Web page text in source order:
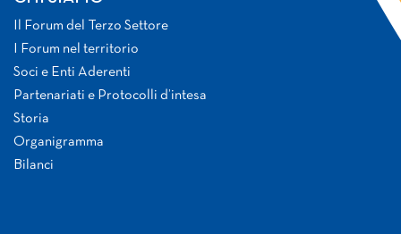
Il Forum del Terzo Settore
I Forum nel territorio
Soci e Enti Aderenti
Partenariati e Protocolli d’intesa
Storia
Organigramma
Bilanci